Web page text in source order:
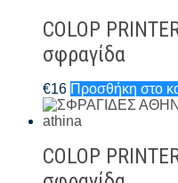
COLOP
σφραγίδα
€16 Προσθήκη στο
COLOP